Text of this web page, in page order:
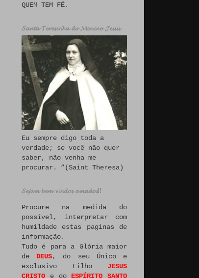
QUEM TEM FÉ.
𝓢𝓪𝓷𝓽𝓪 𝓣𝓮𝓻𝓮𝓼𝓲𝓷𝓱𝓪 𝓭𝓸 𝓜𝓮𝓷𝓲𝓷𝓸 𝓙𝓮𝓼𝓾𝓼
Eu sempre digo toda a
verdade; se você não quer
saber, não venha me
procurar. ”(Saint Theresa)
𝓢𝓮𝓳𝓪𝓶 𝓫𝓮𝓶 𝓿𝓲𝓷𝓭𝓸𝓼 𝓪𝓶𝓪𝓭𝓸𝓼!!
Procure na medida do
possível, interpretar com
humildade estas paginas de
informação.
Tudo é para a Glória maior
de DEUS, do seu Único e
exclusivo Filho JESUS
CRISTO e do ESPÍRITO SANTO